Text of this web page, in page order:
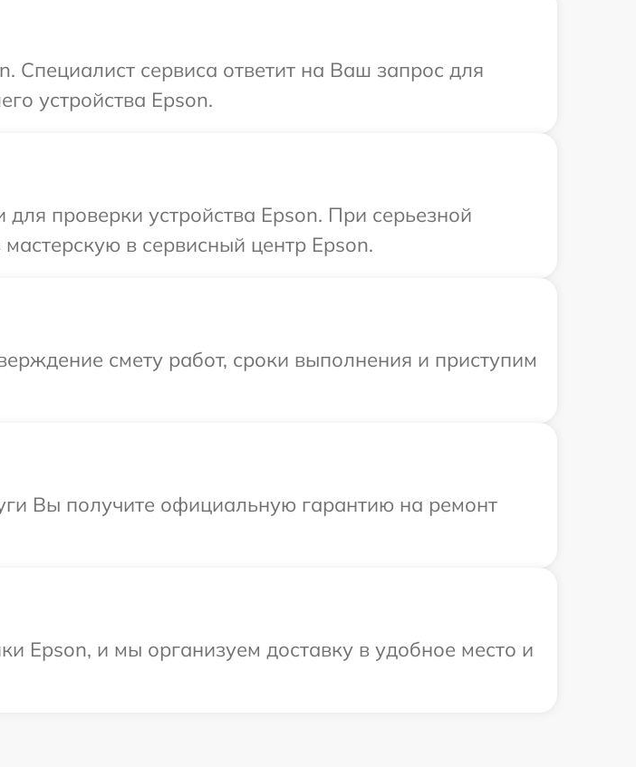
Специалист сервиса ответит на Ваш запрос для
устройства Epson.
проверки устройства Epson. При серьезной
в сервисный центр Epson.
смету работ, сроки выполнения и приступим
Вы получите официальную гарантию на ремонт
Epson, и мы организуем доставку в удобное место и